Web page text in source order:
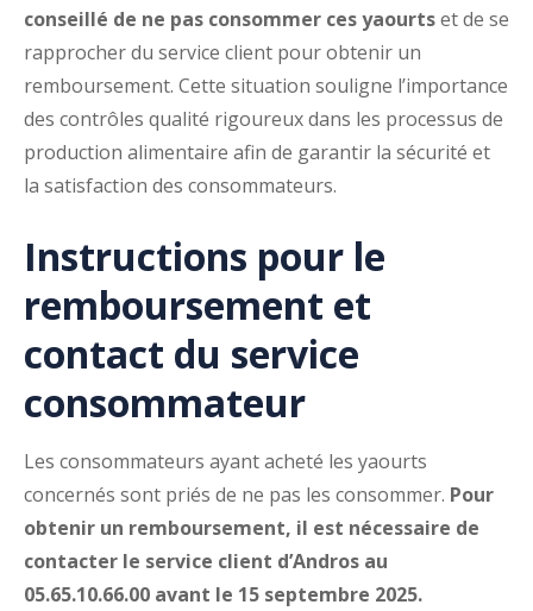
conseillé de ne pas consommer ces yaourtset de se
rapprocher du service client pour obtenir un
remboursement. Cette situation souligne l’importance
des contrôles qualité rigoureux dans les processus de
production alimentaire afin de garantir la sécurité et
la satisfaction des consommateurs.
Instructions pour le
remboursement et
contact du service
consommateur
Les consommateurs ayant acheté les yaourts
concernés sont priés de ne pas les consommer. Pour
obtenir un remboursement, il est nécessaire de
contacter le service client d’Andros au
05.65.10.66.00 avant le 15 septembre 2025.